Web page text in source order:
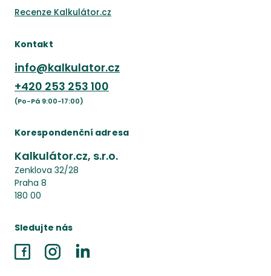
Recenze Kalkulátor.cz
Kontakt
info@kalkulator.cz
+420 253 253 100
(Po-Pá 9:00-17:00)
Korespondenční adresa
Kalkulátor.cz, s.r.o.
Zenklova 32/28
Praha 8
180 00
Sledujte nás
FacebookInstagramLinkedIn